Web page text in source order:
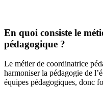
En quoi consiste le
pédagogique ?
Le métier de coordinatrice
harmoniser la pédagogie de
équipes pédagogiques, donc